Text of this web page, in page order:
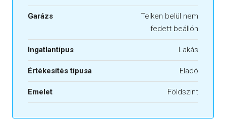
Garázs
Telken belül nem
fedett beállón
Ingatlantípus Lakás
Értékesítés típusa Eladó
Emelet Földszint